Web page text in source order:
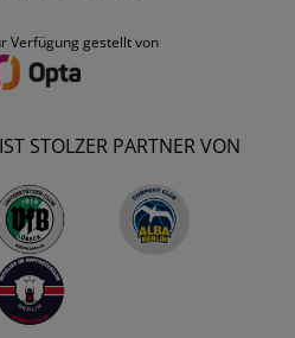
Verfügung gestellt von
STOLZER PARTNER VON